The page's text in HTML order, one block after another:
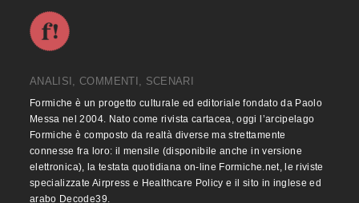
ANALISI, COMMENTI, SCENARI
Formiche è un progetto culturale ed editoriale fondato da Paolo
Messa nel 2004. Nato come rivista cartacea, oggi l’arcipelago
Formiche è composto da realtà diverse ma strettamente
connesse fra loro: il mensile (disponibile anche in versione
elettronica), la testata quotidiana on-line Formiche.net, le riviste
specializzate Airpress e Healthcare Policy e il sito in inglese ed
arabo Decode39.